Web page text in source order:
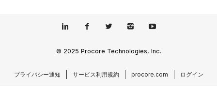
© 2025 Procore Technologies, Inc.
プライバシー通知 サービス利用規約 procore.com ログイン